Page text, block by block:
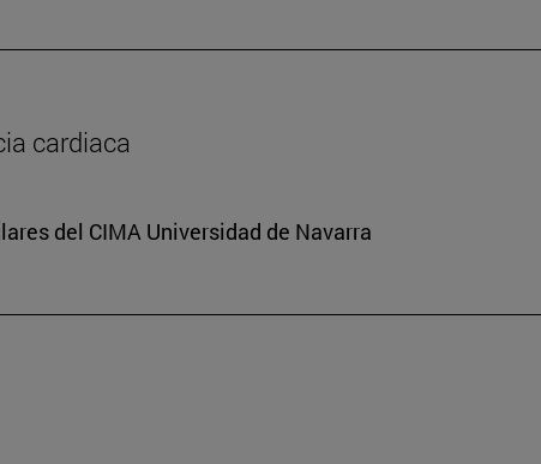
cardiaca
del CIMA Universidad de Navarra